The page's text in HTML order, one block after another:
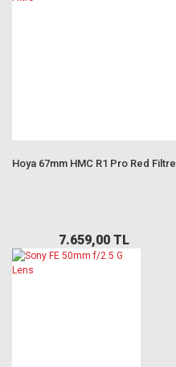
Hoya 67mm HMC R1 Pro Red Filtre
7.659,00 TL